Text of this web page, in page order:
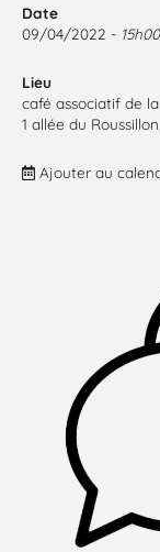
Date
09/04/2022 - 15h00
Lieu
café associatif de
1 allée du
Ajouter au